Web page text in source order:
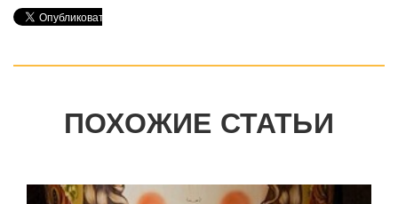
ПОХОЖИЕ СТАТЬИ